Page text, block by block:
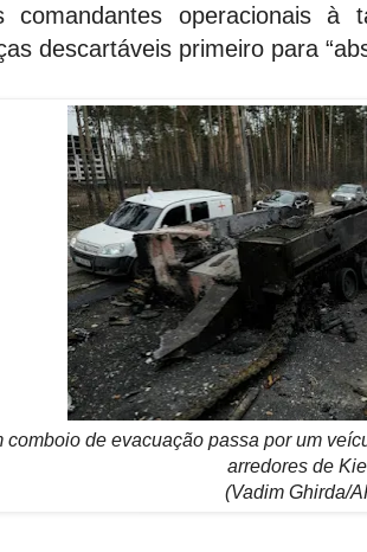
comandantes operacionais à
descartáveis ​​primeiro para
comboio de evacuação passa por um
arredores de
(Vadim Ghirda/